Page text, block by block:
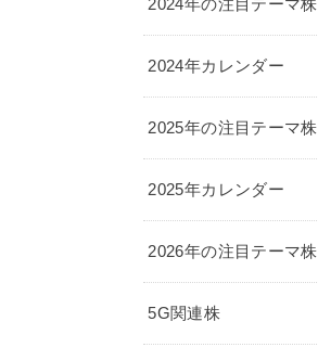
2024年の注目テーマ株
2024年カレンダー
2025年の注目テーマ株
2025年カレンダー
2026年の注目テーマ株
5G関連株